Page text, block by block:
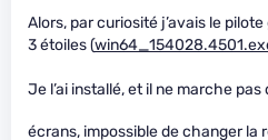
Alors, par curiosité j’avais le
3 étoiles (
Je l’ai installé, et il ne marche
écrans, impossible de changer la